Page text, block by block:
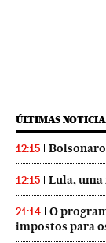
ÚLTIMAS
12:15
12:15 Lula,
21:14
O
impostos para